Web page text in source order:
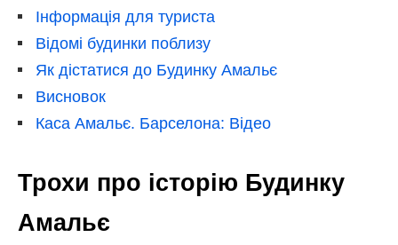
Інформація для туриста
Відомі будинки поблизу
Як дістатися до Будинку Амальє
Висновок
Каса Амальє. Барселона: Відео
Трохи про історію Будинку
Амальє